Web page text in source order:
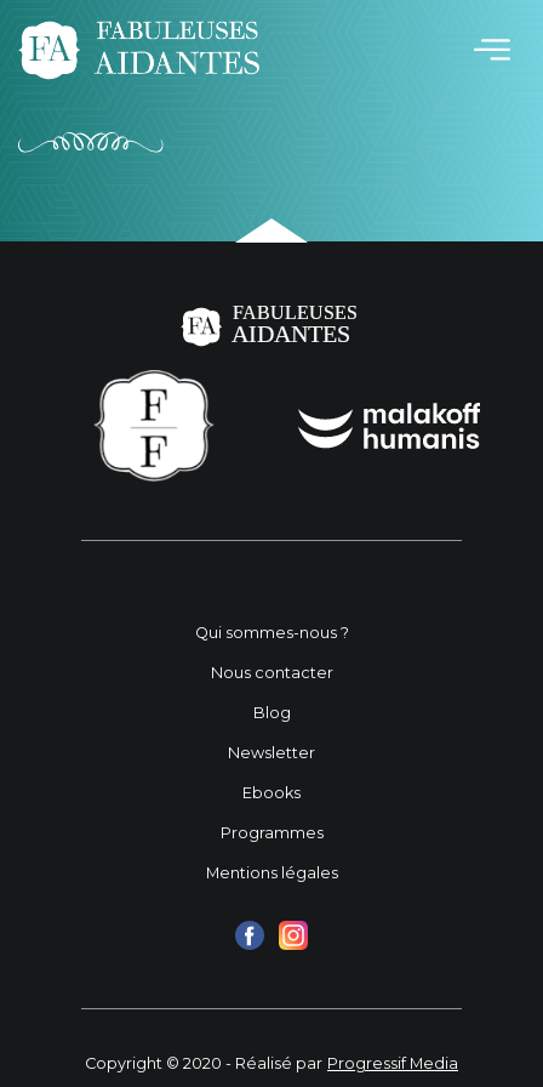
Qui sommes-nous ?
Nous contacter
Blog
Newsletter
Ebooks
Programmes
Mentions légales
Copyright © 2020 - Réalisé par Progressif Media